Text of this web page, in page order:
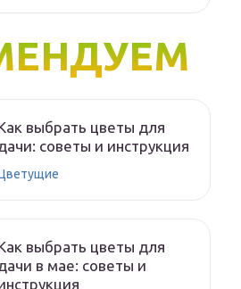
выбрать цветы для
советы и инструкция
выбрать цветы для
в мае: советы и